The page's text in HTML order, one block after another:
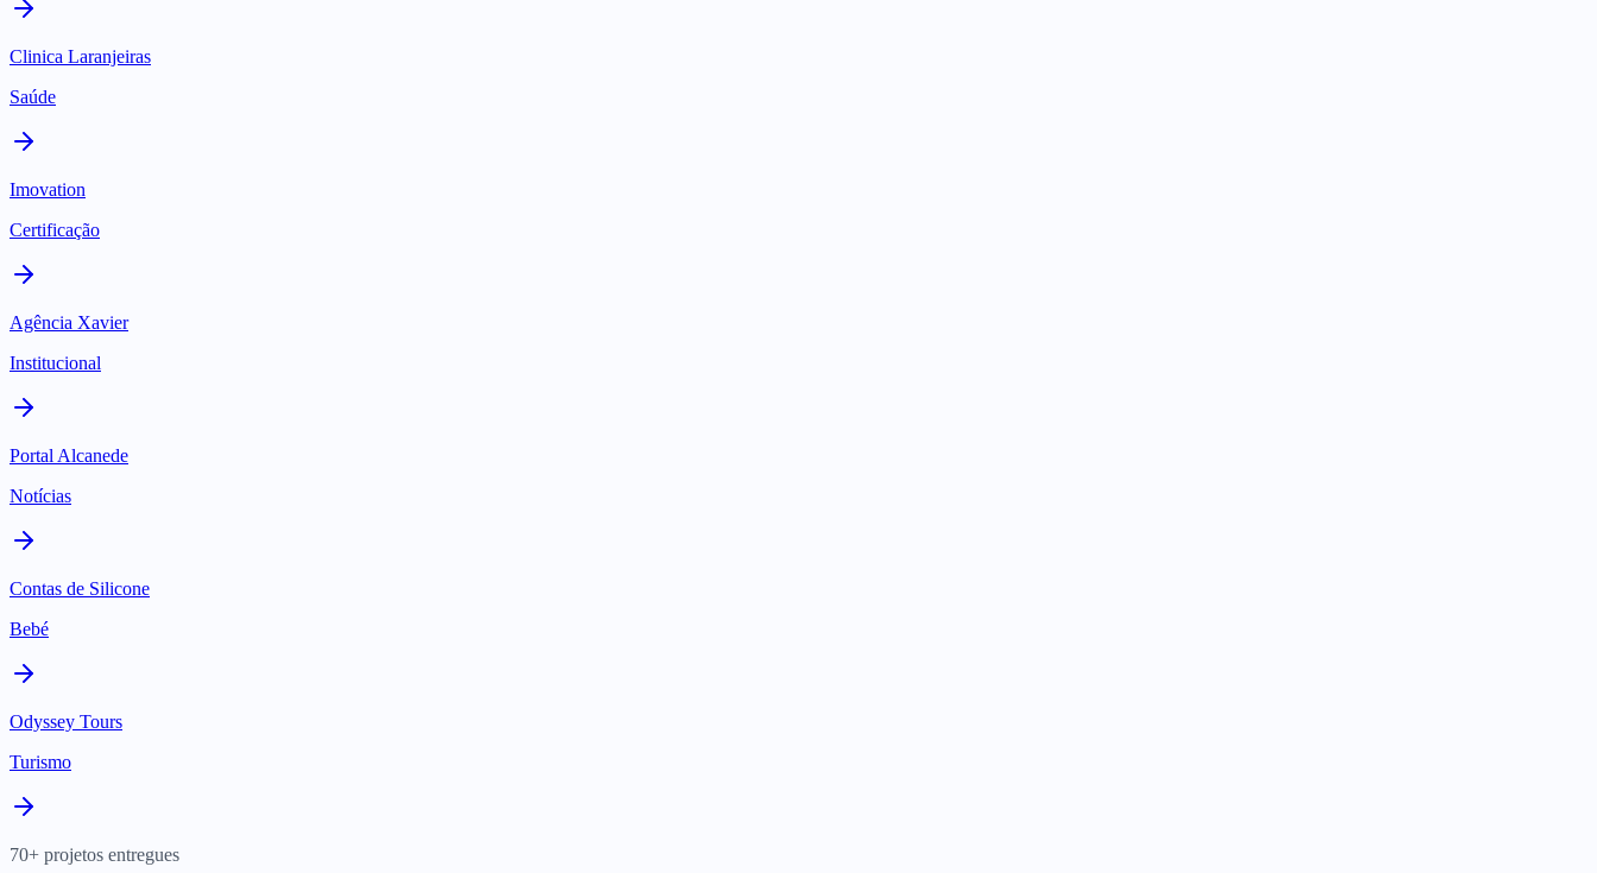
Clinica Laranjeiras
Saúde
Imovation
Certificação
Agência Xavier
Institucional
Portal Alcanede
Notícias
Contas de Silicone
Bebé
Odyssey Tours
Turismo
70+ projetos entregues